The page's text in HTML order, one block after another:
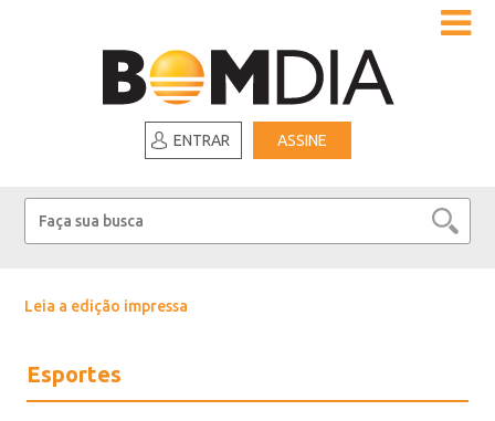
ENTRAR ASSINE
Leia a edição impressa
Esportes